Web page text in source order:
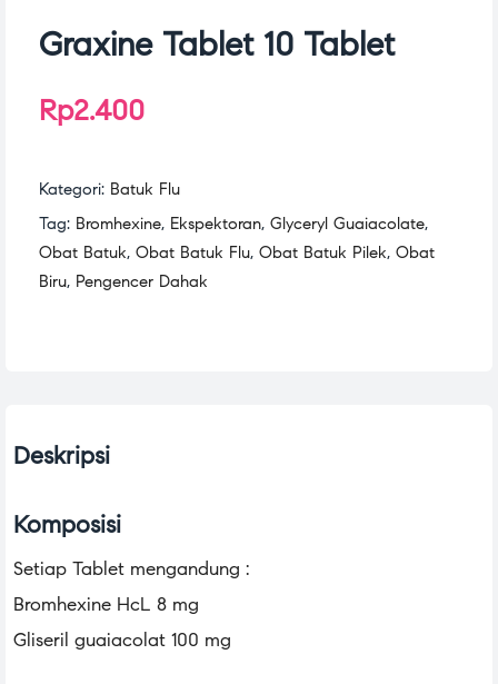
Graxine Tablet 10 Tablet
Rp2.400
Kategori: Batuk Flu
Tag: Bromhexine, Ekspektoran, Glyceryl Guaiacolate,
Obat Batuk, Obat Batuk Flu, Obat Batuk Pilek, Obat
Biru, Pengencer Dahak
Deskripsi
Komposisi
Setiap Tablet mengandung :
Bromhexine HcL 8 mg
Gliseril guaiacolat 100 mg